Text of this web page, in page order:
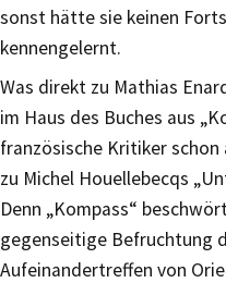
sonst hätte sie keinen
kennengelernt.
Was direkt zu Mathias
im Haus des Buches aus
französische Kritiker
zu Michel Houellebecqs
Denn „Kompass“
gegenseitige Befruchtung
Aufeinandertreffen von